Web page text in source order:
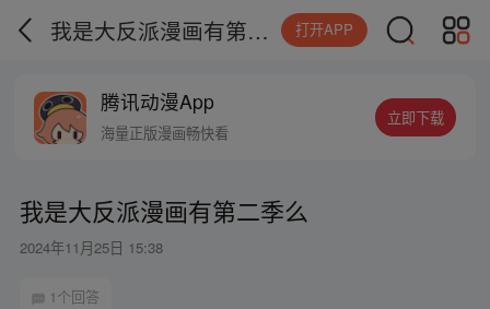
我是大反派漫画有第二季么 打开APP
腾讯动漫App
海量正版漫画畅快看
立即下载
我是大反派漫画有第二季么
2024年11月25日 15:38
1个回答